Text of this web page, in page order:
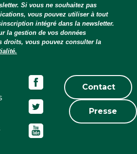
Si vous ne souhaitez pas
vous pouvez utiliser à tout
intégré dans la newsletter.
la gestion de vos données
droits, vous pouvez consulter la
Contact
Presse